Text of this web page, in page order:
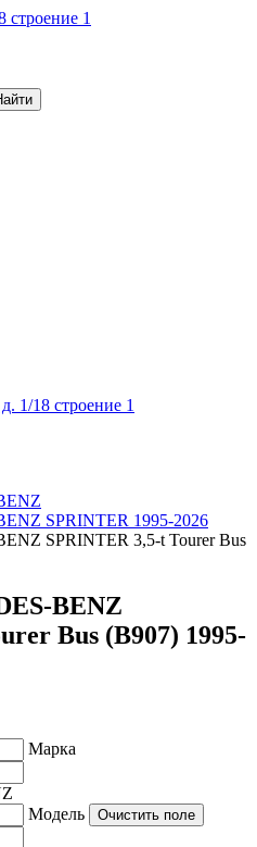
строение 1
1/18 строение 1
SPRINTER 1995-2026
SPRINTER 3,5-t Tourer Bus
BENZ
Bus (B907) 1995-
Марка
Модель
Очистить поле